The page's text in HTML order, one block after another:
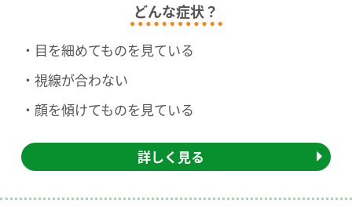
どんな症状？
目を細めてものを見ている
視線が合わない
顔を傾けてものを見ている
詳しく見る